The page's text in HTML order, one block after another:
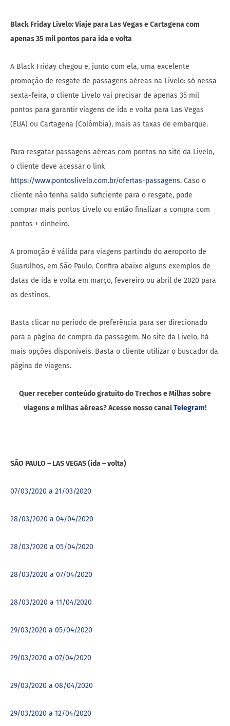
Black Friday Livelo: Viaje para Las Vegas e Cartagena com
apenas 35 mil pontos para ida e volta
A Black Friday chegou e, junto com ela, uma excelente
promoção de resgate de passagens aéreas na Livelo: só nessa
sexta-feira, o cliente Livelo vai precisar de apenas 35 mil
pontos para garantir viagens de ida e volta para Las Vegas
(EUA) ou Cartagena (Colômbia), mais as taxas de embarque.
Para resgatar passagens aéreas com pontos no site da Livelo,
o cliente deve acessar o link
https://www.pontoslivelo.com.br/ofertas-passagens. Caso o
cliente não tenha saldo suficiente para o resgate, pode
comprar mais pontos Livelo ou então finalizar a compra com
pontos + dinheiro.
A promoção é válida para viagens partindo do aeroporto de
Guarulhos, em São Paulo. Confira abaixo alguns exemplos de
datas de ida e volta em março, fevereiro ou abril de 2020 para
os destinos.
Basta clicar no período de preferência para ser direcionado
para a página de compra da passagem. No site da Livelo, há
mais opções disponíveis. Basta o cliente utilizar o buscador da
página de viagens.
Quer receber conteúdo gratuito do Trechos e Milhas sobre
viagens e milhas aéreas? Acesse nosso canalTelegram!
SÃO PAULO – LAS VEGAS (ida – volta)
07/03/2020 a 21/03/2020
28/03/2020 a 04/04/2020
28/03/2020 a 05/04/2020
28/03/2020 a 07/04/2020
28/03/2020 a 11/04/2020
29/03/2020 a 05/04/2020
29/03/2020 a 07/04/2020
29/03/2020 a 08/04/2020
29/03/2020 a 12/04/2020